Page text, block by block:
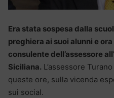
Era stata sospesa dalla
preghiera ai suoi alunni e
consulente dell’assessore
Siciliana. L’assessore
queste ore, sulla vicenda
sui social.